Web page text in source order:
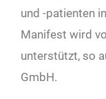
und -patienten
Manifest wird
unterstützt, so
GmbH.